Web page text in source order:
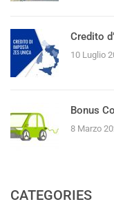
Credito
10 Luglio
Bonus
8 Marzo
CATEGORIES